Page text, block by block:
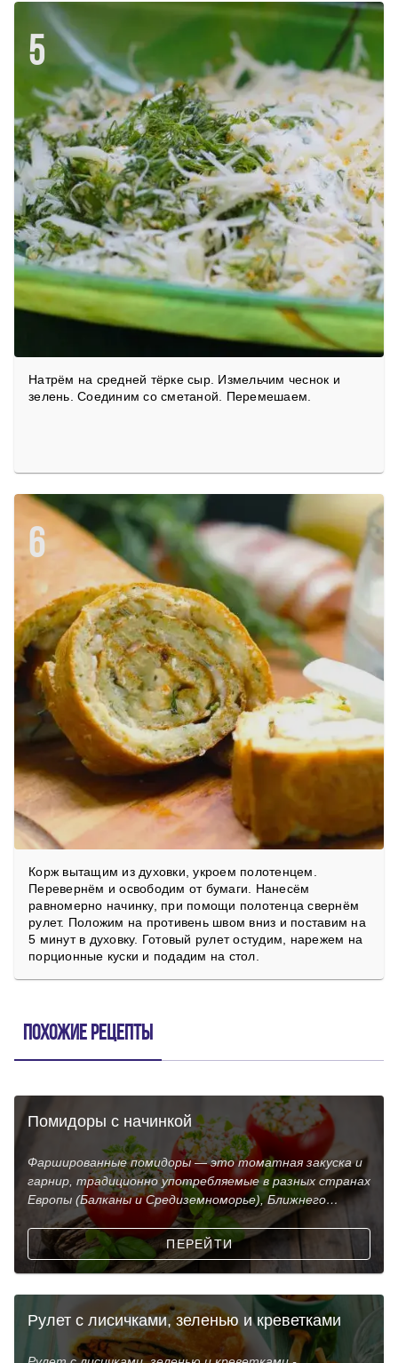
5
Натрём на средней тёрке сыр. Измельчим чеснок и
зелень. Соединим со сметаной. Перемешаем.
6
Корж вытащим из духовки, укроем полотенцем.
Перевернём и освободим от бумаги. Нанесём
равномерно начинку, при помощи полотенца свернём
рулет. Положим на противень швом вниз и поставим на
5 минут в духовку. Готовый рулет остудим, нарежем на
порционные куски и подадим на стол.
Похожие рецепты
Помидоры с начинкой
Фаршированные помидоры — это томатная закуска и
гарнир, традиционно употребляемые в разных странах
Европы (Балканы и Средиземноморье), Ближнего
Восток
ПЕРЕЙТИ
Рулет с лисичками, зеленью и креветками